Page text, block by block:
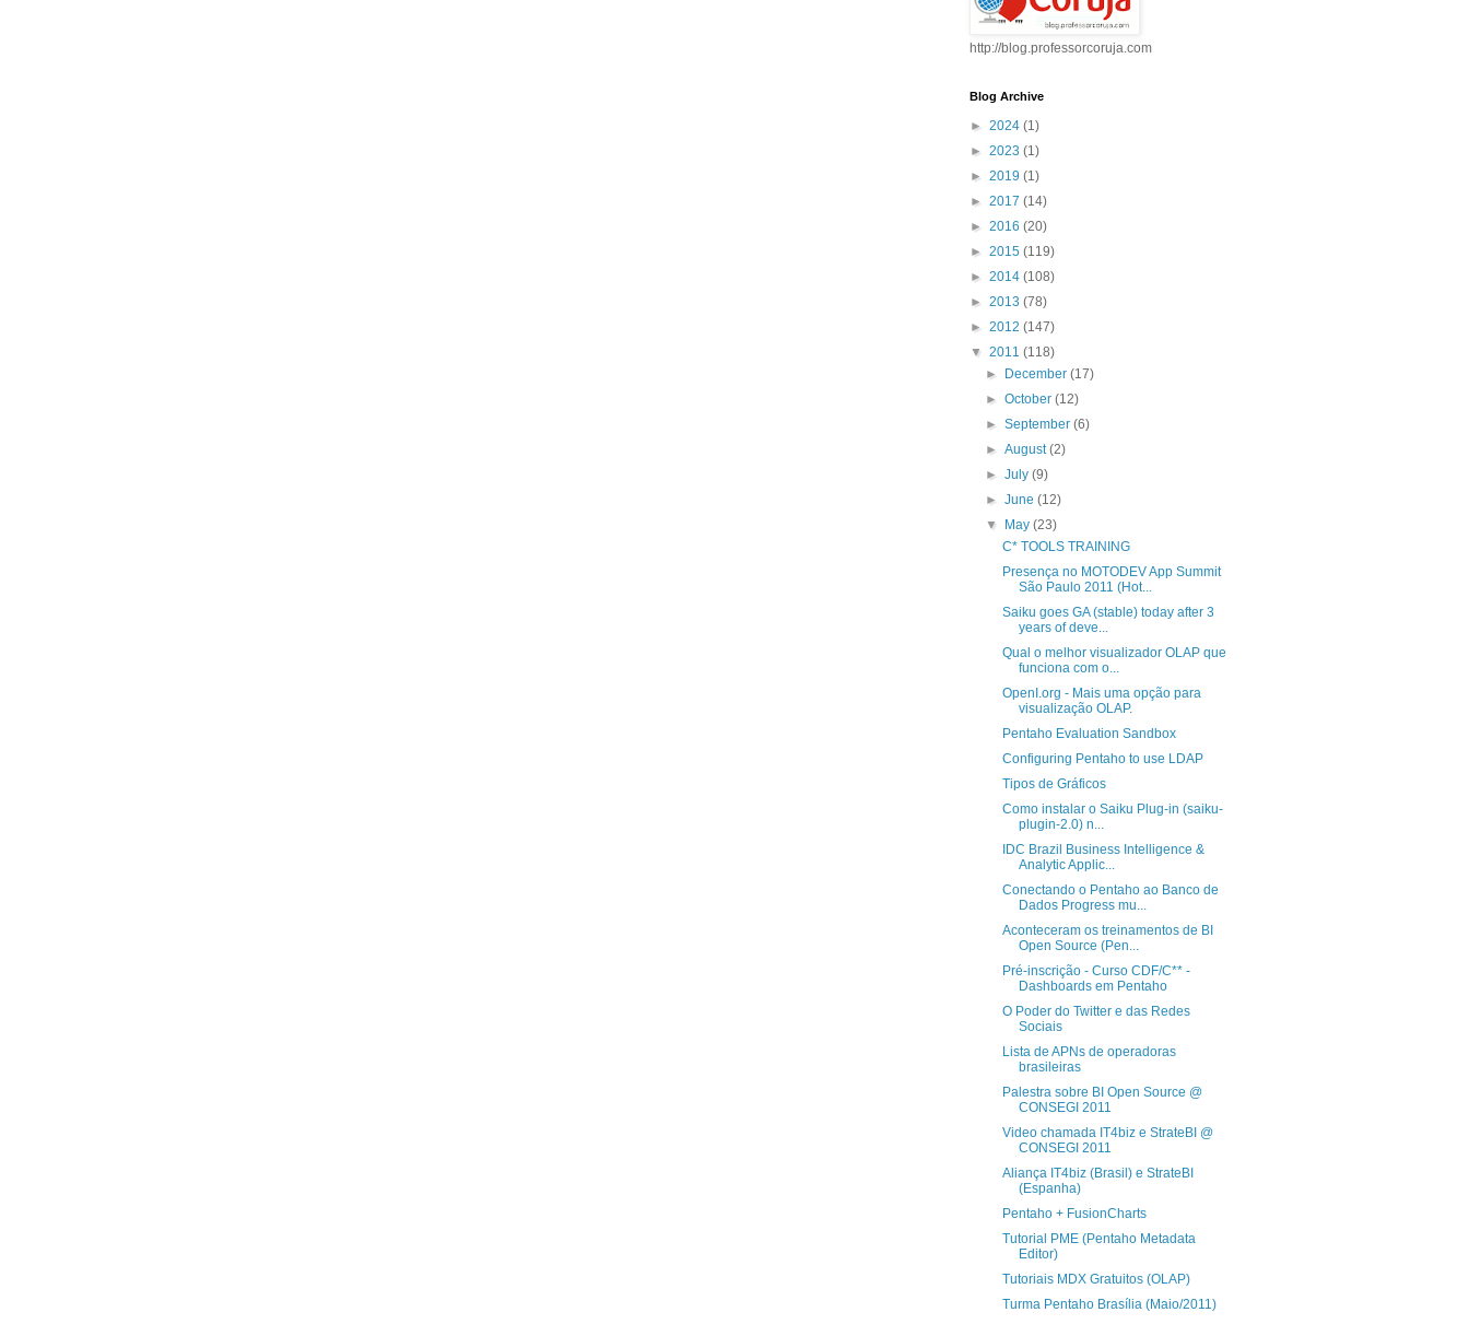
http://blog.professorcoruja.com
Blog Archive
► 2024 (1)
► 2023 (1)
► 2019 (1)
► 2017 (14)
► 2016 (20)
► 2015 (119)
► 2014 (108)
► 2013 (78)
► 2012 (147)
▼ 2011 (118)
►
December(17)
►October(12)
►September(6)
►August(2)
►July(9)
►June(12)
▼
May(23)
C* TOOLS TRAINING
Presença no MOTODEV App Summit
São Paulo 2011 (Hot...
Saiku goes GA (stable) today after 3
years of deve...
Qual o melhor visualizador OLAP que
funciona com o...
OpenI.org - Mais uma opção para
visualização OLAP.
Pentaho Evaluation Sandbox
Configuring Pentaho to use LDAP
Tipos de Gráficos
Como instalar o Saiku Plug-in (saiku-
plugin-2.0) n...
IDC Brazil Business Intelligence &
Analytic Applic...
Conectando o Pentaho ao Banco de
Dados Progress mu...
Aconteceram os treinamentos de BI
Open Source (Pen...
Pré-inscrição - Curso CDF/C** -
Dashboards em Pentaho
O Poder do Twitter e das Redes
Sociais
Lista de APNs de operadoras
brasileiras
Palestra sobre BI Open Source @
CONSEGI 2011
Video chamada IT4biz e StrateBI @
CONSEGI 2011
Aliança IT4biz (Brasil) e StrateBI
(Espanha)
Pentaho + FusionCharts
Tutorial PME (Pentaho Metadata
Editor)
Tutoriais MDX Gratuitos (OLAP)
Turma Pentaho Brasília (Maio/2011)